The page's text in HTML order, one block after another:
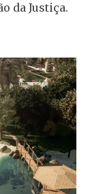
da Justiça.